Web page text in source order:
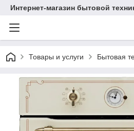
Интернет-магазин бытовой
Товары и услуги Бытовая